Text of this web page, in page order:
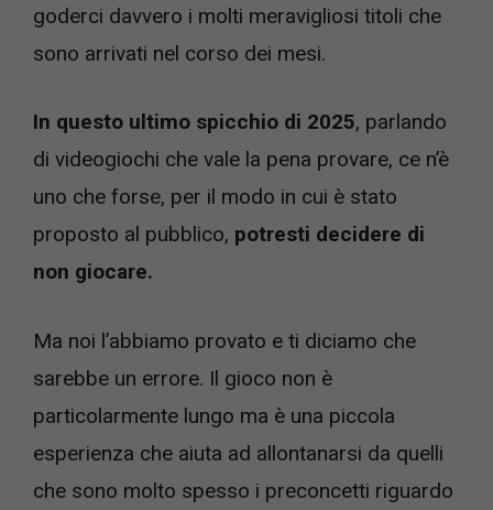
goderci davvero i molti meravigliosi titoli che
sono arrivati nel corso dei mesi.
In questo ultimo spicchio di 2025, parlando
di videogiochi che vale la pena provare, ce n’è
uno che forse, per il modo in cui è stato
proposto al pubblico, potresti decidere di
non giocare.
Ma noi l’abbiamo provato e ti diciamo che
sarebbe un errore. Il gioco non è
particolarmente lungo ma è una piccola
esperienza che aiuta ad allontanarsi da quelli
che sono molto spesso i preconcetti riguardo